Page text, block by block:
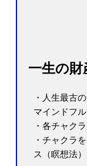
一生の
・人生最古
マインドフ
・各チャク
・チャクラ
ス（瞑想法）